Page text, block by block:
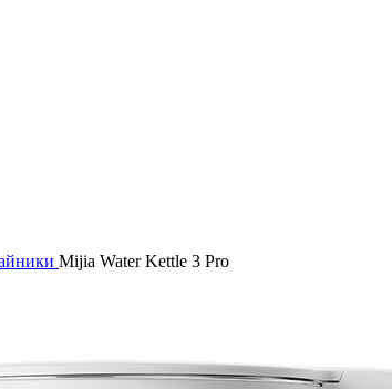
Mijia Water Kettle 3 Pro